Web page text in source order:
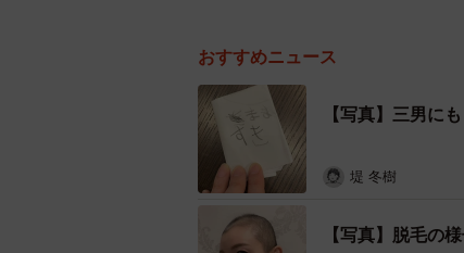
2011年、30歳で草津市内に「麗
に結婚し、4人の子どもに恵まれ
声を上げて泣いた
体調不良のため詳しく検査する
行の早い小細胞がん。別の患者
一賢さん（45）と声を上げて泣
おすすめニュース
【写真】三男に
堤 冬樹
【写真】脱毛の